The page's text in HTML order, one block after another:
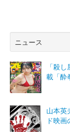
ニュース
「殺
載「酔
山本
ド映画